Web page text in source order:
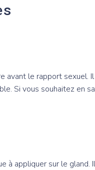
avant le rapport sexuel.
Si vous souhaitez en
à appliquer sur le gland.